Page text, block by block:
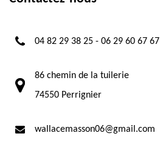
04 82 29 38 25 - 06 29 60 67 67
86 chemin de la tuilerie
74550 Perrignier
wallacemasson06@gmail.com